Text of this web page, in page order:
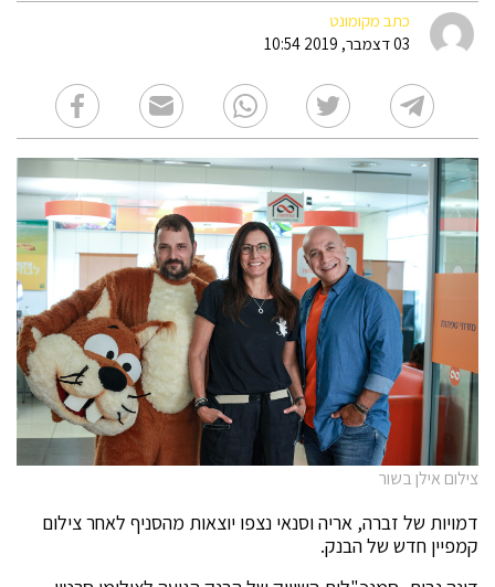
כתב מקומונט
03 דצמבר, 2019 10:54
צילום אילן בשור
דמויות של זברה, אריה וסנאי נצפו יוצאות מהסניף לאחר צילום
קמפיין חדש של הבנק.